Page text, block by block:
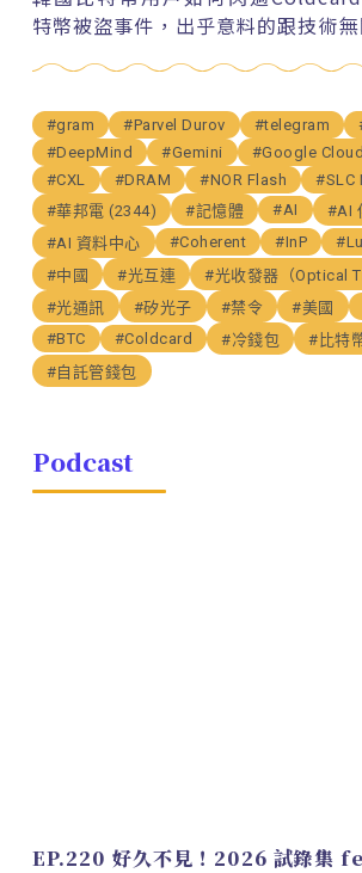
特幣被盜事件，出乎意料的跟技術
#gram #Parvel Durov #telegram
#DeepMind
#Gemini #Google Cloud
#CXL
#DRAM #NOR Flash
#SLC
#華邦電 (2344)
#記憶體 #AI
#AI
#AI 資料中心
#Coherent #InP
#中國
#光互連
#光收發器（Optical
#光通訊
#矽光子 #禁令 #美國
#BTC
#Coldcard #冷錢包 #比特
#自託管錢包
Podcast